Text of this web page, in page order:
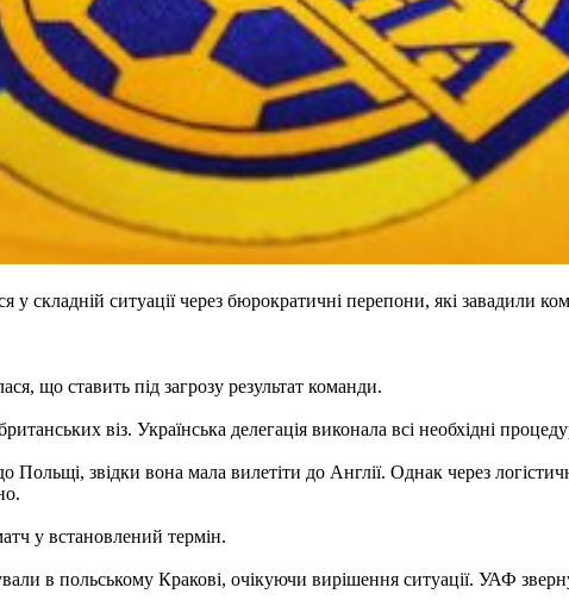
складній ситуації через бюрократичні перепони, які завадили
що ставить під загрозу результат команди.
віз. Українська делегація виконала всі необхідні
Польщі, звідки вона мала вилетіти до Англії. Однак через
у встановлений термін.
в польському Кракові, очікуючи вирішення ситуації. УАФ